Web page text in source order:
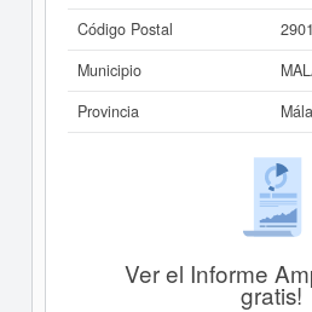
Código Postal
Municipio
Provincia
Ver el Informe
gratis!